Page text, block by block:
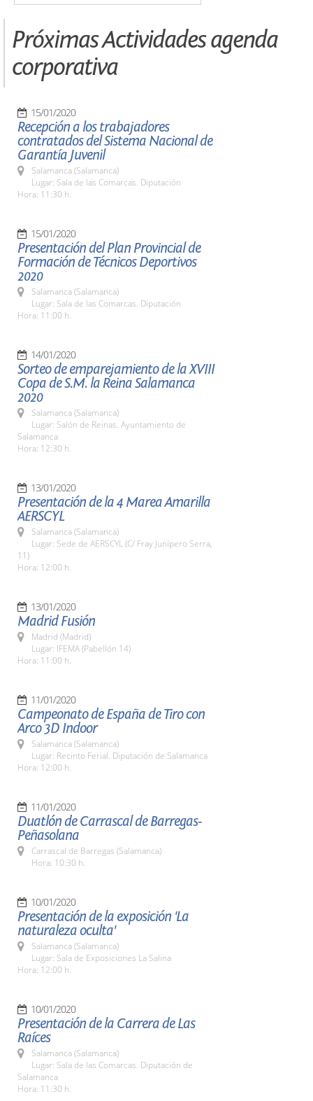
Próximas Actividades agenda
corporativa
15/01/2020
Recepción a los trabajadores
contratados del Sistema Nacional de
Garantía Juvenil
Salamanca (Salamanca)
Lugar: Sala de las Comarcas. Diputación
Hora: 11:30 h.
15/01/2020
Presentación del Plan Provincial de
Formación de Técnicos Deportivos
2020
Salamanca (Salamanca)
Lugar: Sala de las Comarcas. Diputación
Hora: 11:00 h.
14/01/2020
Sorteo de emparejamiento de la XVIII
Copa de S.M. la Reina Salamanca
2020
Salamanca (Salamanca)
Lugar: Salón de Reinas. Ayuntamiento de
Salamanca
Hora: 12:30 h.
13/01/2020
Presentación de la 4 Marea Amarilla
AERSCYL
Salamanca (Salamanca)
Lugar: Sede de AERSCYL (C/ Fray Junípero Serra,
11)
Hora: 12:00 h.
13/01/2020
Madrid Fusión
Madrid (Madrid)
Lugar: IFEMA (Pabellón 14)
Hora: 11:00 h.
11/01/2020
Campeonato de España de Tiro con
Arco 3D Indoor
Salamanca (Salamanca)
Lugar: Recinto Ferial. Diputación de Salamanca
Hora: 12:00 h.
11/01/2020
Duatlón de Carrascal de Barregas-
Peñasolana
Carrascal de Barregas (Salamanca)
Hora: 10:30 h.
10/01/2020
Presentación de la exposición 'La
naturaleza oculta'
Salamanca (Salamanca)
Lugar: Sala de Exposiciones La Salina
Hora: 12:00 h.
10/01/2020
Presentación de la Carrera de Las
Raíces
Salamanca (Salamanca)
Lugar: Sala de las Comarcas. Diputación de
Salamanca
Hora: 11:30 h.